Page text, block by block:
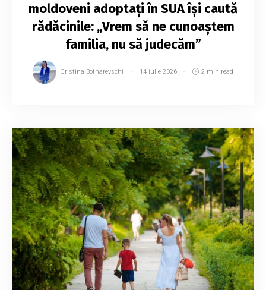
moldoveni adoptați în SUA își caută
rădăcinile: „Vrem să ne cunoaștem
familia, nu să judecăm”
Cristina Botnarevschi 14 iulie 2026 2 min read